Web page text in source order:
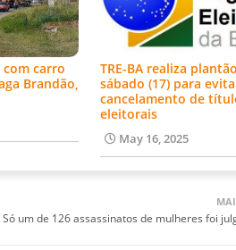
carro
Brandão,
TRE-BA realiza
sábado (17) para
cancelamento de
eleitorais
May 16, 2025
Só um de 126 assassinatos de mulheres foi